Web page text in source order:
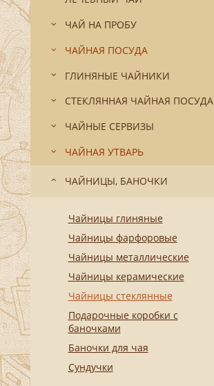
ЧАЙ НА ПРОБУ
ЧАЙНАЯ ПОСУДА
ГЛИНЯНЫЕ ЧАЙНИКИ
СТЕКЛЯННАЯ ЧАЙНАЯ ПОСУДА
ЧАЙНЫЕ СЕРВИЗЫ
ЧАЙНАЯ УТВАРЬ
ЧАЙНИЦЫ, БАНОЧКИ
Чайницы глиняные
Чайницы фарфоровые
Чайницы металлические
Чайницы керамические
Чайницы стеклянные
Подарочные коробки с
баночками
Баночки для чая
Сундучки